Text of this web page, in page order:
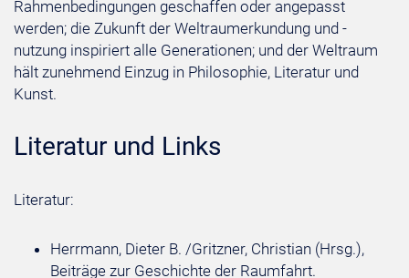
Rahmenbedingungen geschaffen oder angepasst
werden; die Zukunft der Weltraumerkundung und -
nutzung inspiriert alle Generationen; und der Weltraum
hält zunehmend Einzug in Philosophie, Literatur und
Kunst.
Literatur und Links
Literatur:
Herrmann, Dieter B. /Gritzner, Christian (Hrsg.),
Beiträge zur Geschichte der Raumfahrt.